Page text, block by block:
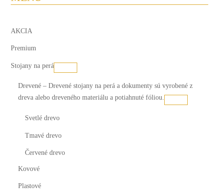
AKCIA
Premium
Stojany na perá
Drevené– Drevené stojany na perá a dokumenty sú vyrobené z
dreva alebo dreveného materiálu a potiahnuté fóliou.
Svetlé drevo
Tmavé drevo
Červené drevo
Kovové
Plastové